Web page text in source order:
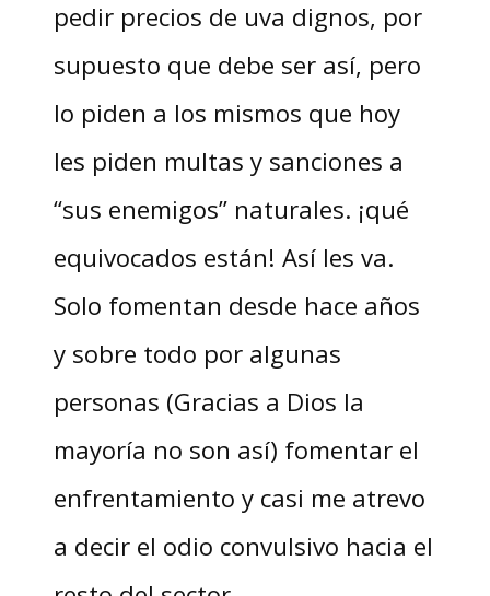
pedir precios de uva dignos, por
supuesto que debe ser así, pero
lo piden a los mismos que hoy
les piden multas y sanciones a
“sus enemigos” naturales. ¡qué
equivocados están! Así les va.
Solo fomentan desde hace años
y sobre todo por algunas
personas (Gracias a Dios la
mayoría no son así) fomentar el
enfrentamiento y casi me atrevo
a decir el odio convulsivo hacia el